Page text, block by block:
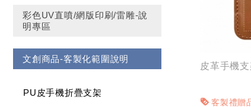
彩色UV直噴/網版印刷/雷雕-說
明專區
文創商品-客製化範圍說明
PU皮手機折疊支架
皮革手機支
客製禮贈